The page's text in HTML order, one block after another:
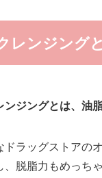
レンジング
ンジングとは、油
ドラッグストアの
、脱脂力もめっち